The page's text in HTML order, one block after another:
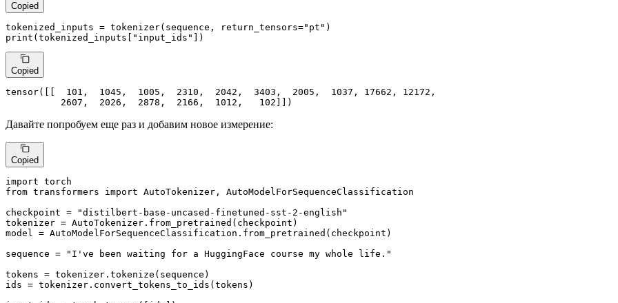
Copied
tokenized_inputs = tokenizer(sequence, return_tensors="pt"
print (tokenized_inputs[ "input_ids" ])
Copied
tensor([[ 101 , 1045 , 1005 , 2310 , 2042 , 3403 , 2005 , 1037 , 17662 , 12172 ,
2607 , 2026 , 2878 , 2166 , 1012 , 102 ]])
Давайте попробуем еще раз и добавим новое измерение:
Copied
import
from transformers import AutoTokenizer, AutoModelForSequenceClassification
checkpoint =
"distilbert-base-uncased-finetuned-sst-2-english"
tokenizer = AutoTokenizer.from_pretrained(checkpoint)
model = AutoModelForSequenceClassification.from_pretrained(checkpoint)
sequence =
"I've been waiting for a HuggingFace course my whole life."
tokens = tokenizer.tokenize(sequence)
ids = tokenizer.convert_tokens_to_ids(tokens)